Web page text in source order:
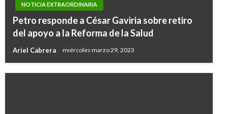
NOTICIA EXTRAORDINARIA
Petro responde a César Gaviria sobre retiro
del apoyo a la Reforma de la Salud
Ariel Cabrera miércoles marzo 29, 2023